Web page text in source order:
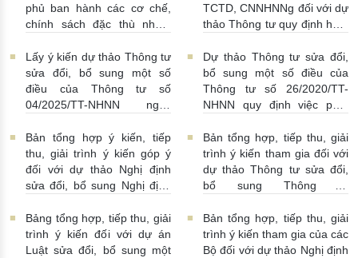
phủ ban hành các cơ chế,
chính sách đặc thù nhằm
pháp luật về phòng, chống
rửa tiền nhằm đáp ứng yêu
cầu cấp bách trong thực
hiện cam kết quốc tế về trao
về thuế
22/07/2026 |
14:54:00
TCTD, CNNHNNg đối với dự
thảo Thông tư quy định hoạt
nhận tiền gửi, mua, bán có
kỳ hạn GTCG giữa các
TCTD, CNNHNNg
20/07/2026 | 09:32:00
Lấy ý kiến dự thảo Thông tư
sửa đổi, bổ sung một số
điều của Thông tư số
04/2025/TT-NHNN ngày
định thời hạn lưu trữ hồ sơ,
tài liệu ngành Ngân hàng
16/07/2026 | 10:00:00
Dự thảo Thông tư sửa đổi,
bổ sung một số điều của
Thông tư số 26/2020/TT-
NHNN quy định việc phát
của Ngân hàng Nhà nước
16/07/2026 | 09:41:00
Bản tổng hợp ý kiến, tiếp
thu, giải trình ý kiến góp ý
đối với dự thảo Nghị định
sửa đổi, bổ sung Nghị định
13/07/2026 | 16:00:00
Bản tổng hợp, tiếp thu, giải
trình ý kiến tham gia đối với
dự thảo Thông tư sửa đổi,
bổ sung Thông tư
13/07/2026 | 02:19:00
Bảng tổng hợp, tiếp thu, giải
trình ý kiến đối với dự án
Luật sửa đổi, bổ sung một
Bản tổng hợp, tiếp thu, giải
trình ý kiến tham gia của các
Bộ đối với dự thảo Nghị định